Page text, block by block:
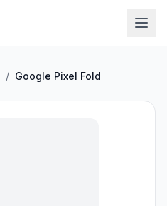
/ Google Pixel Fold